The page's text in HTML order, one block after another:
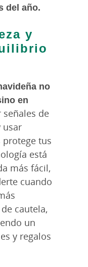
del año.
y
no
en
de
usar
protege tus
está
más fácil,
cuando
cautela,
un
y regalos